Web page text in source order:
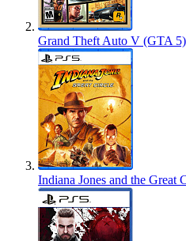
Grand Theft Auto V (GTA
Indiana Jones and the Great